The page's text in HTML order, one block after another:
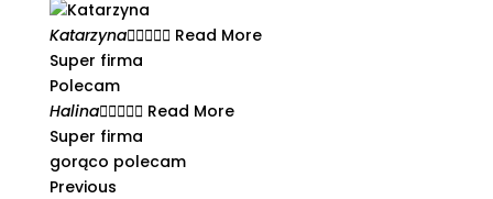
Katarzyna Read More
Super firma
Polecam
Halina Read More
Super firma
gorąco polecam
Previous